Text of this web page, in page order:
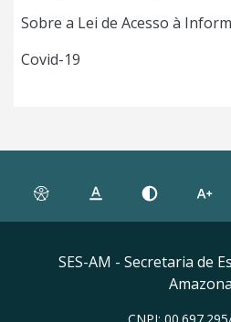
Sobre a Lei de Acesso à
Covid-19
SES-AM - Secretaria de